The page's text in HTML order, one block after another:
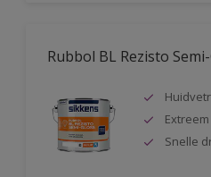
Rubbol BL Rezisto
Snelle